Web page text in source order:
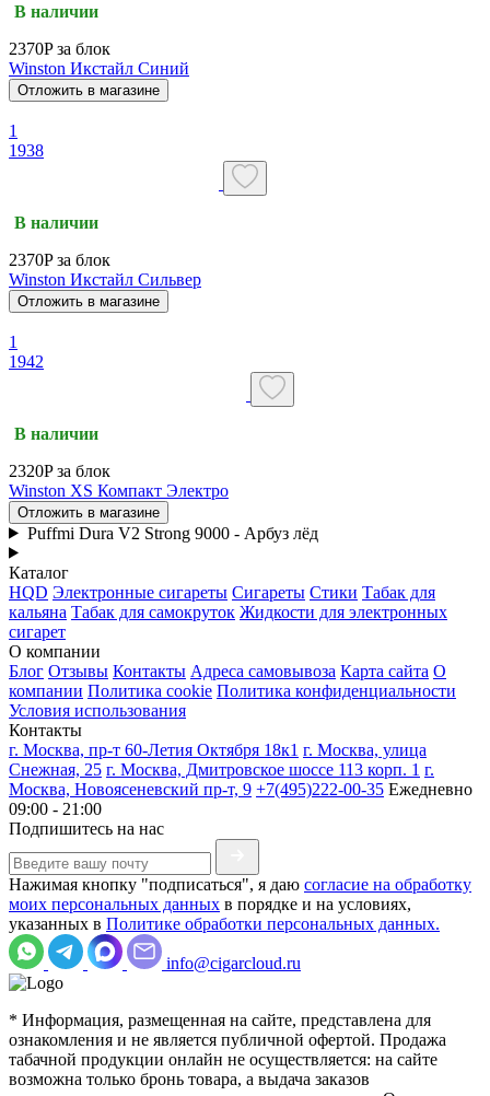
В наличии
2370P за блок
Winston Икстайл Синий
Отложить в магазине
1
1938
В наличии
2370P за блок
Winston Икстайл Сильвер
Отложить в магазине
1
1942
В наличии
2320P за блок
Winston XS Компакт Электро
Отложить в магазине
Puffmi Dura V2 Strong 9000 - Арбуз лёд
Каталог
HQD Электронные сигареты Сигареты Стики Табак для
кальяна Табак для самокруток Жидкости для электронных
сигарет
О компании
Блог Отзывы Контакты Адреса самовывоза Карта сайта О
компании Политика cookie Политика конфиденциальности
Условия использования
Контакты
г. Москва, пр-т 60-Летия Октября 18к1 г. Москва, улица
Снежная, 25 г. Москва, Дмитровское шоссе 113 корп. 1 г.
Москва, Новоясеневский пр-т, 9 +7(495)222-00-35 Ежедневно
09:00 - 21:00
Подпишитесь на нас
Нажимая кнопку "подписаться", я даю согласие на обработку
моих персональных данных в порядке и на условиях,
указанных в Политике обработки персональных данных.
info@cigarcloud.ru
* Информация, размещенная на сайте, представлена для
ознакомления и не является публичной офертой. Продажа
табачной продукции онлайн не осуществляется: на сайте
возможна только бронь товара, а выдача заказов